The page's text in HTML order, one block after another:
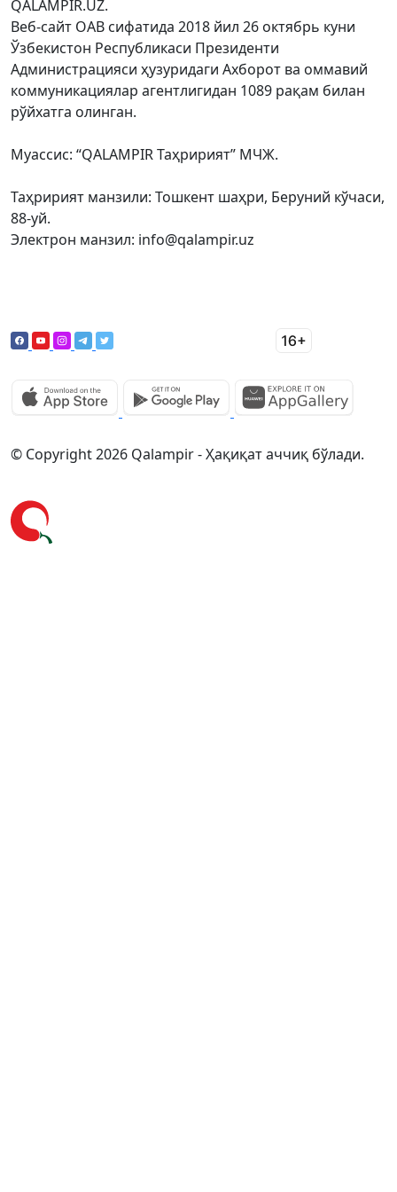
QALAMPIR.UZ.
Веб-сайт ОАВ сифатида 2018 йил 26 октябрь куни
Ўзбекистон Республикаси Президенти
Администрацияси ҳузуридаги Ахборот ва оммавий
коммуникациялар агентлигидан 1089 рақам билан
рўйхатга олинган.
Муассис: “QALAMPIR Таҳририят” МЧЖ.
Таҳририят манзили: Тошкент шаҳри, Беруний кўчаси,
88-уй.
Электрон манзил: info@qalampir.uz
© Copyright 2026 Qalampir - Ҳақиқат аччиқ бўлади.